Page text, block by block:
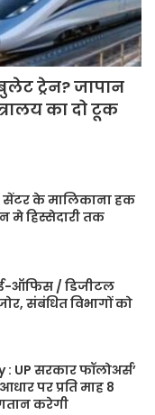
ट्रेन? जापान
का दो टूक
सेंटर के मालिकाना हक
मे हिस्सेदारी तक
ई-ऑफिस / डिजीटल
संबंधित विभागों को
UP सरकार फॉलोअर्स’
पर प्रति माह 8
करेगी